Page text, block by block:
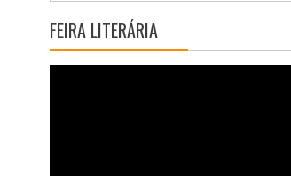
FEIRA LITERÁRIA